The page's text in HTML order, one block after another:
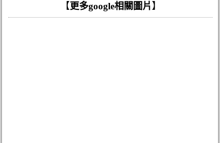
【更多google相關圖片 】